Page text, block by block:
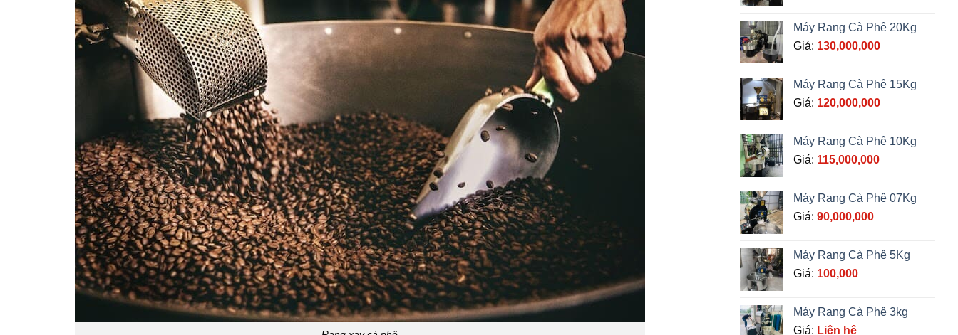
Máy Rang Cà Phê 20Kg
Giá: 130,000,000
Máy Rang Cà Phê 15Kg
Giá: 120,000,000
Máy Rang Cà Phê 10Kg
Giá: 115,000,000
Máy Rang Cà Phê 07Kg
Giá: 90,000,000
Máy Rang Cà Phê 5Kg
Giá: 100,000
Máy Rang Cà Phê 3kg
Giá: Liên hệ